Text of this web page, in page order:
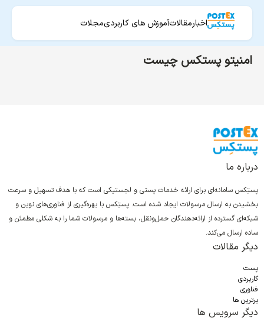
اخبارمقالاتآموزش های کاربردیمجلات
امنیتو پستکس چیست
درباره ما
پستِکس سامانه‌ای برای ارائه خدمات پستی و لجستیکی است که با هدف تسهیل و سرعت
بخشیدن به ارسال مرسولات ایجاد شده است. پستِکس با بهره‌گیری از فناوری‌های نوین و
شبکه‌ای گسترده از ارائه‌دهندگان حمل‌ونقل، بسته‌ها و مرسولات شما را به شکلی مطمئن و
ساده ارسال می‌کند.
دیگر مقالات
پست
کاربردی
فناوری
برترین ها
دیگر سرویس ها